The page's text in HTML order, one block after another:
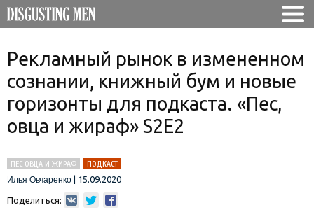
Рекламный рынок в измененном
сознании, книжный бум и новые
горизонты для подкаста. «Пес,
овца и жираф» S2E2
ПЕС ОВЦА И ЖИРАФ
ПОДКАСТ
Илья Овчаренко
15.09.2020
Поделиться: